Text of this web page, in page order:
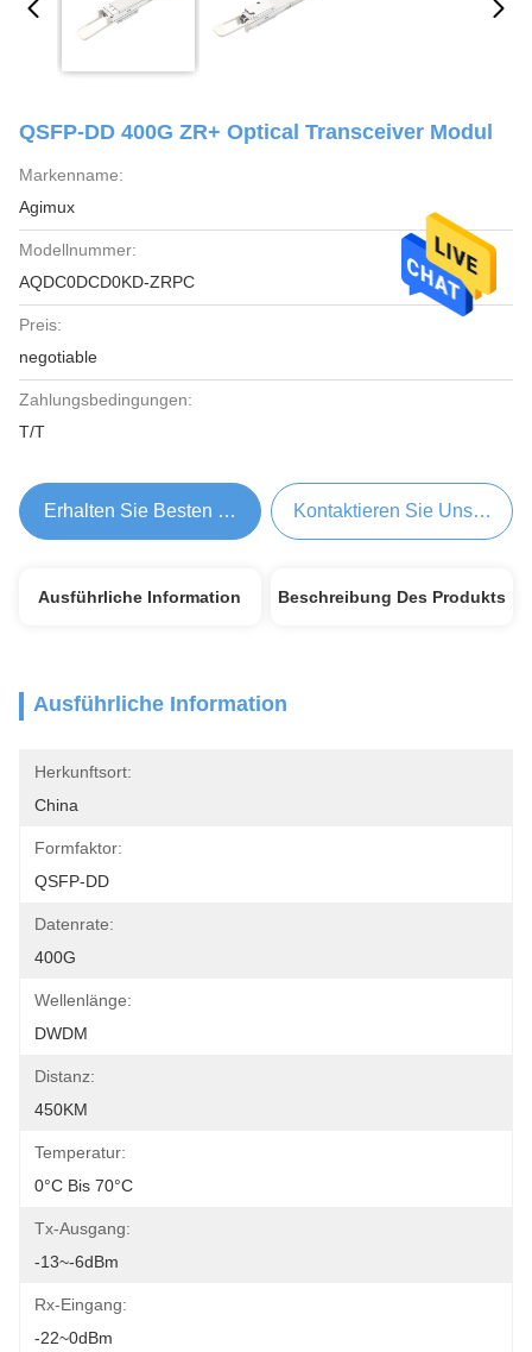
QSFP-DD 400G ZR+ Optical Transceiver Modul
Markenname:
Agimux
Modellnummer:
AQDC0DCD0KD-ZRPC
Preis:
negotiable
Zahlungsbedingungen:
T/T
Erhalten Sie Besten Preis Kontaktieren Sie Uns Jetzt
Ausführliche Information Beschreibung Des Produkts
Ausführliche Information
Herkunftsort:
China
Formfaktor:
QSFP-DD
Datenrate:
400G
Wellenlänge:
DWDM
Distanz:
450KM
Temperatur:
0°C Bis 70°C
Tx-Ausgang:
-13~-6dBm
Rx-Eingang:
-22~0dBm